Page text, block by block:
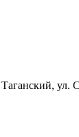
ул.